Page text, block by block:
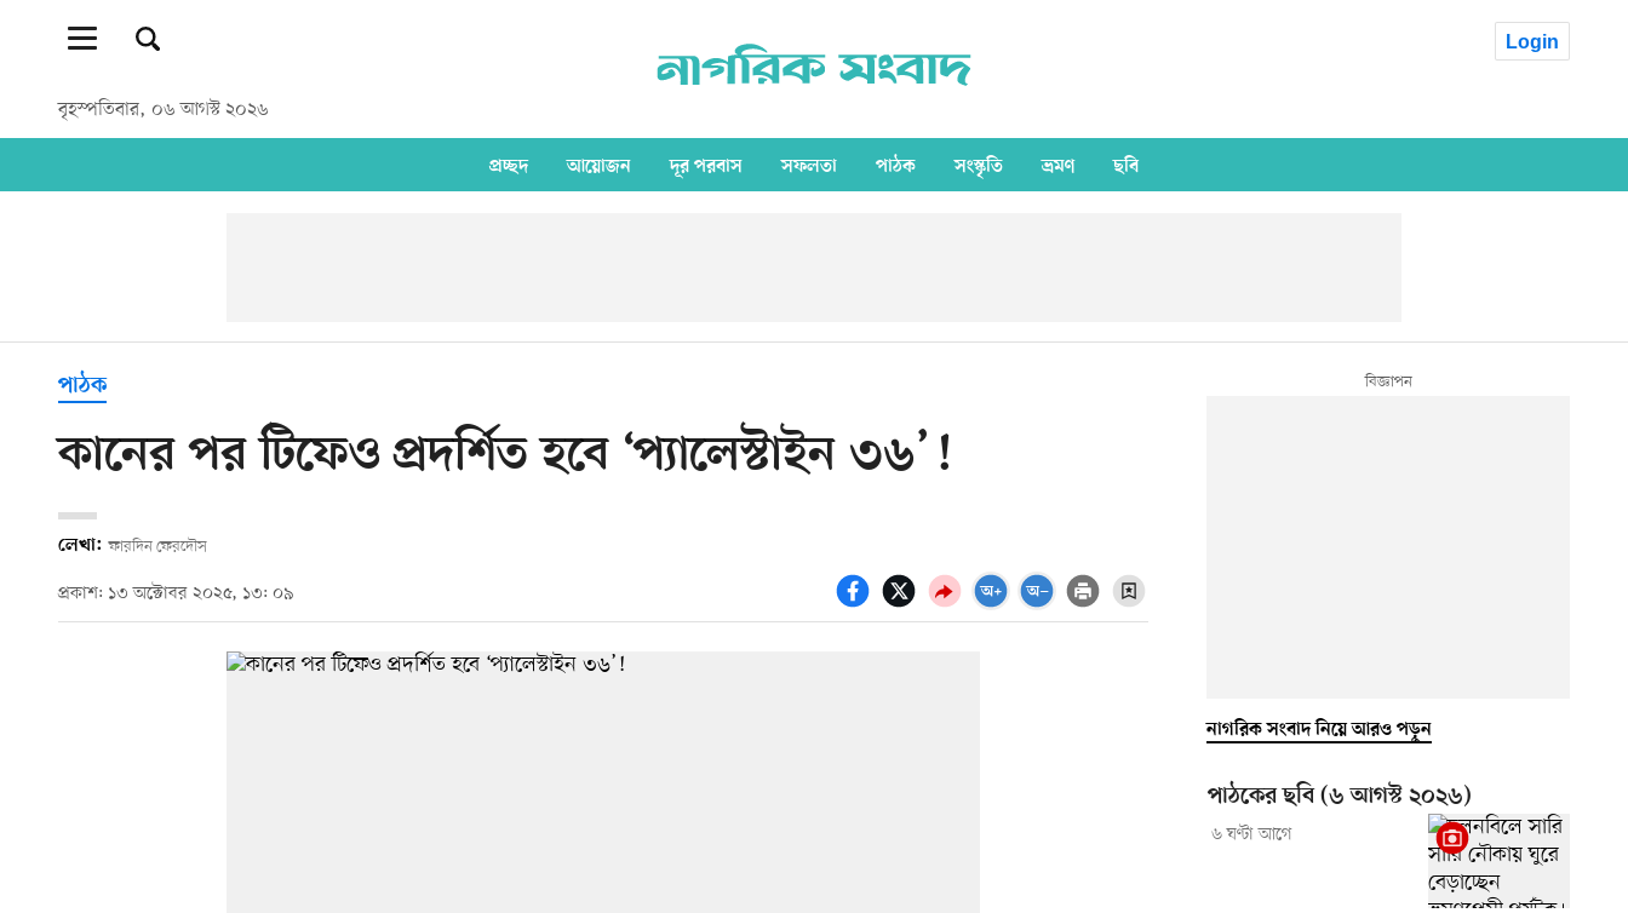
বৃহস্পতিবার, ০৬ আগস্ট ২০২৬
Login
প্রচ্ছদ আয়োজন দূর পরবাস সফলতা পাঠক সংস্কৃতি ভ্রমণ ছবি
পাঠক
কানের পর টিফেও প্রদর্শিত হবে ‘প্যালেস্টাইন ৩৬’!
লেখা: ফারদিন ফেরদৌস
প্রকাশ: ১৩ অক্টোবর ২০২৫, ১৩: ০৯
নাগরিক সংবাদ নিয়ে আরও পড়ুন
পাঠকের ছবি (৬ আগস্ট ২০২৬)
৬ ঘণ্টা আগে